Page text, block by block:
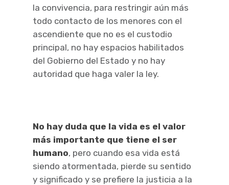
la convivencia, para restringir aún más
todo contacto de los menores con el
ascendiente que no es el custodio
principal, no hay espacios habilitados
del Gobierno del Estado y no hay
autoridad que haga valer la ley.
No hay duda que la vida es el valor
más importante que tiene el ser
humano, pero cuando esa vida está
siendo atormentada, pierde su sentido
y significado y se prefiere la justicia a la